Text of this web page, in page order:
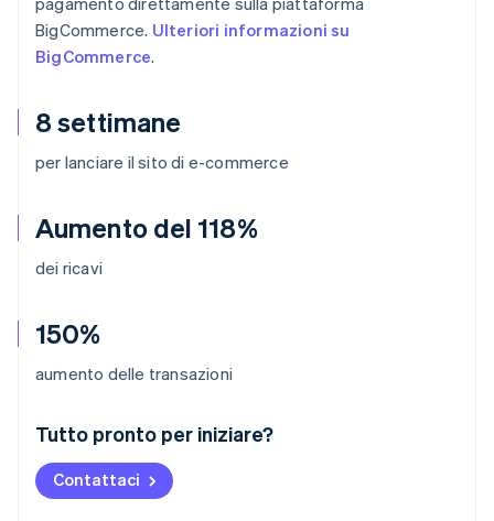
8 settimane
per lanciare il sito di e-commerce
Aumento del 118%
dei ricavi
150%
aumento delle transazioni
Tutto pronto per iniziare?
Contattaci
BigCommerce. Ulteriori informazioni su
BigCommerce.
Australia
English
Austria
DeutschEnglish